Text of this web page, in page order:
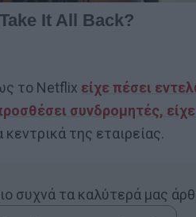
το Netflix είχε πέσει
συνδρομητές,
της εταιρείας.
συχνά τα καλύτερά μας